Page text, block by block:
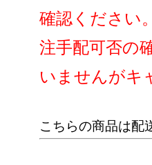
確認ください
注手配可否の
いませんがキ
こちらの商品は配